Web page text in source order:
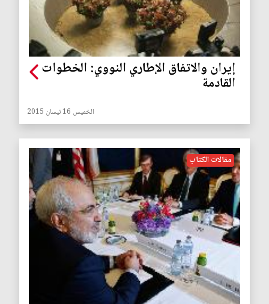
إيران والاتفاق الإطاري النووي: الخطوات
القادمة
الخميس 16 نيسان 2015
مقالات الكتاب